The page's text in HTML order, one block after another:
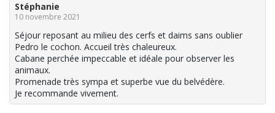
Stéphanie
10 novembre 2021
Séjour reposant au milieu des cerfs et daims sans oublier
Pedro le cochon. Accueil très chaleureux.
Cabane perchée impeccable et idéale pour observer les
animaux.
Promenade très sympa et superbe vue du belvédère.
Je recommande vivement.